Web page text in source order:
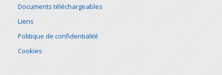
Documents téléchargeables
Liens
Politique de confidentialité
Cookies